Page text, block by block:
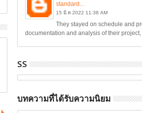
standard...
15 มี.ค 2022 11:38 AM
They stayed on schedule and
documentation and analysis of their
SS
บทความที่ได้รับความนิยม